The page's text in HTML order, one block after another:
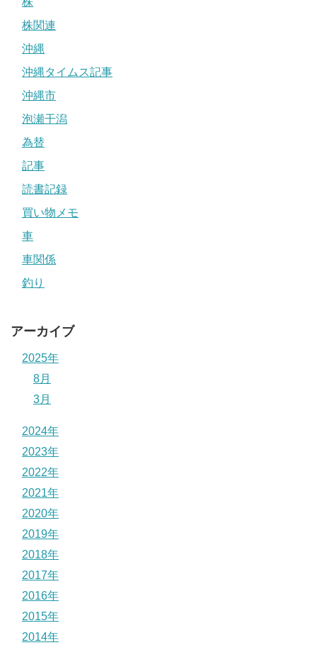
株関連
沖縄
沖縄タイムス記事
沖縄市
泡瀬干潟
為替
記事
読書記録
買い物メモ
車
車関係
釣り
アーカイブ
2025年
8月
3月
2024年
2023年
2022年
2021年
2020年
2019年
2018年
2017年
2016年
2015年
2014年